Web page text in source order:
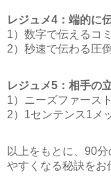
レジュメ4：端的に
1）数字で伝えるコ
2）秒速で伝わる圧
レジュメ5：相手の
1）ニーズファース
2）1センテンス1メ
以上をもとに、90
やすくなる秘訣をお